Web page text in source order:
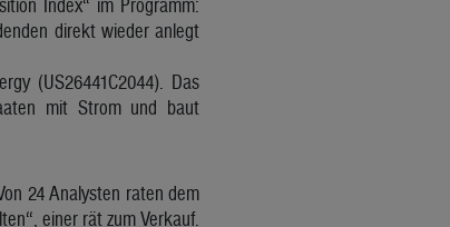
direkt wieder anlegt
(US26441C2044). Das
mit Strom und baut
24 Analysten raten dem
einer rät zum Verkauf.